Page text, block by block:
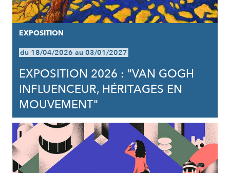
EXPOSITION
du 18/04/2026 au 03/01/2027
EXPOSITION 2026 : "VAN GOGH
INFLUENCEUR, HÉRITAGES EN
MOUVEMENT"